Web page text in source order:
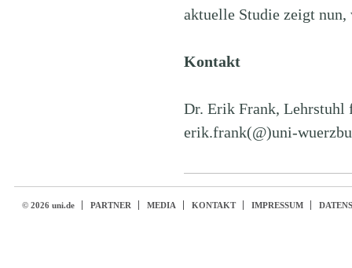
aktuelle Studie zeigt
Kontakt
Dr. Erik Frank, Lehrstuhl
erik.frank(@)uni-
© 2026 uni.de PARTNER MEDIA KONTAKT IMPRESSUM